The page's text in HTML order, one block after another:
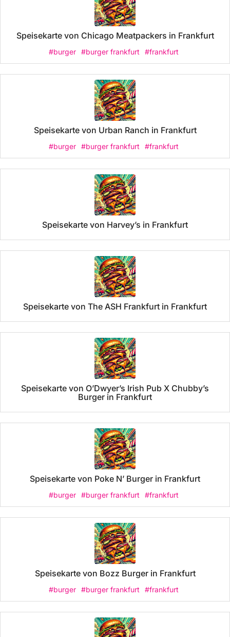
Speisekarte von Chicago Meatpackers in Frankfurt
#burger #burger frankfurt #frankfurt
Speisekarte von Urban Ranch in Frankfurt
#burger #burger frankfurt #frankfurt
Speisekarte von Harvey’s in Frankfurt
Speisekarte von The ASH Frankfurt in Frankfurt
Speisekarte von O’Dwyer’s Irish Pub X Chubby’s
Burger in Frankfurt
Speisekarte von Poke N’ Burger in Frankfurt
#burger #burger frankfurt #frankfurt
Speisekarte von Bozz Burger in Frankfurt
#burger #burger frankfurt #frankfurt